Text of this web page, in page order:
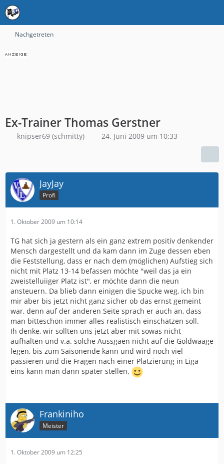
Nachgetreten
Ex-Trainer Thomas Gerstner
knipser69 (schmitty) 24. Juni 2009 um 10:33
JayJay
Profi
1. Oktober 2009 um 10:14
TG hat sich ja gestern als ein ganz extrem positiv denkender
Mensch dargestellt und da kam dann im Zuge dessen eben
die Feststellung, dass er nach dem (möglichen) Aufstieg sich
nicht mit Platz 13-14 befassen möchte "weil das ja ein
zweistelluiiger Platz ist", er möchte dann die neun
ansteuern. Da blieb dann einigen die Spucke weg, ich bin
mir aber bis jetzt nicht ganz sicher ob das ernst gemeint
war, denn auf der anderen Seite sprach er auch an, dass
man bitteschön immer alles realistisch einschätzen soll.
Ih denke, wir sollten uns jetzt aber mit sowas nicht
aufhalten und v.a. solche Aussgaen nicht auf die Goldwaage
legen, bis zum Saisonende kann und wird noch viel
passieren und die Fragen nach einer Platzierung in Liga
eins kann man dann später stellen.
Frankiniho
Meister
1. Oktober 2009 um 12:25